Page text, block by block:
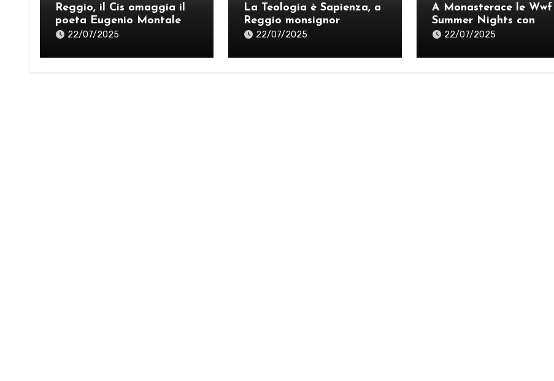
Reggio, il Cis omaggia il
poeta Eugenio Montale
22/07/2025
La Teologia è Sapienza, a
Reggio monsignor
Staglianò: «Ripensare il
una “ragione credente”» –
22/07/2025
A Monasterace le Wwf
Summer Nights con
Dardust, Sarafine e Pau
22/07/2025